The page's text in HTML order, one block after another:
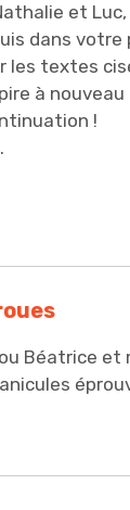
et Luc,
dans votre
les textes
à nouveau
!
Béatrice et